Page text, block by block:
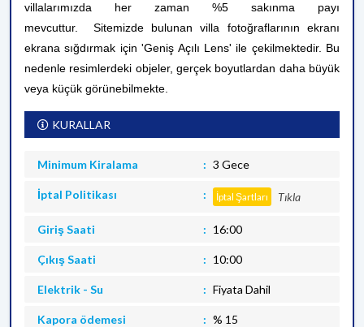
villalarımızda her zaman %5 sakınma payı
mevcuttur.
Sitemizde bulunan villa fotoğraflarının ekranı
ekrana sığdırmak için 'Geniş Açılı Lens' ile çekilmektedir. Bu
nedenle resimlerdeki objeler, gerçek boyutlardan daha büyük
veya küçük görünebilmekte.
KURALLAR
Minimum Kiralama 3 Gece
İptal Politikası İptal Şartları Tıkla
Giriş Saati 16:00
Çıkış Saati 10:00
Elektrik - Su Fiyata Dahil
Kapora ödemesi % 15